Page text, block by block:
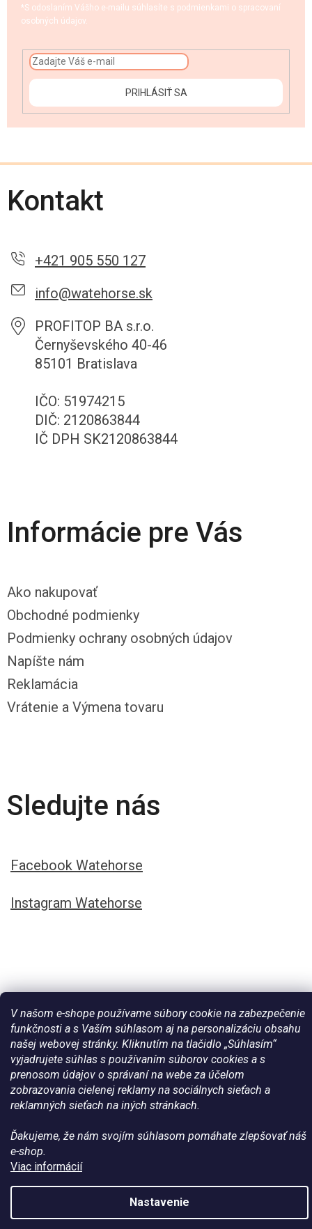
V našom e-shope používame súbory cookie na zabezpečenie
funkčnosti a s Vaším súhlasom aj na personalizáciu obsahu
našej webovej stránky. Kliknutím na tlačidlo „Súhlasím“
vyjadrujete súhlas s používaním súborov cookies a s
prenosom údajov o správaní na webe za účelom
zobrazovania cielenej reklamy na sociálnych sieťach a
reklamných sieťach na iných stránkach.
Ďakujeme, že nám svojím súhlasom pomáhate zlepšovať náš
e-shop.
Viac informácií
Nastavenie
*S odoslaním Vášho e-mailu súhlasíte s podmienkami o spracovaní
osobných údajov.
PRIHLÁSIŤ SA
Kontakt
+421 905 550 127
info@watehorse.sk
PROFITOP BA s.r.o.
Černyševského 40-46
85101 Bratislava
IČO: 51974215
DIČ: 2120863844
IČ DPH SK2120863844
Informácie pre Vás
Ako nakupovať
Obchodné podmienky
Podmienky ochrany osobných údajov
Napíšte nám
Reklamácia
Vrátenie a Výmena tovaru
Sledujte nás
Facebook Watehorse
Instagram Watehorse
Vytvoril Shoptet
Copyright 2026 Všetko pre vaše kone - WateHorse.sk